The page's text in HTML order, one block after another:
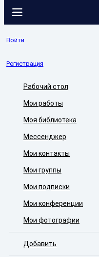
Войти
Регистрация
Рабочий стол
Мои работы
Моя библиотека
Мессенджер
Мои контакты
Мои группы
Мои подписки
Мои конференции
Мои фотографии
Добавить